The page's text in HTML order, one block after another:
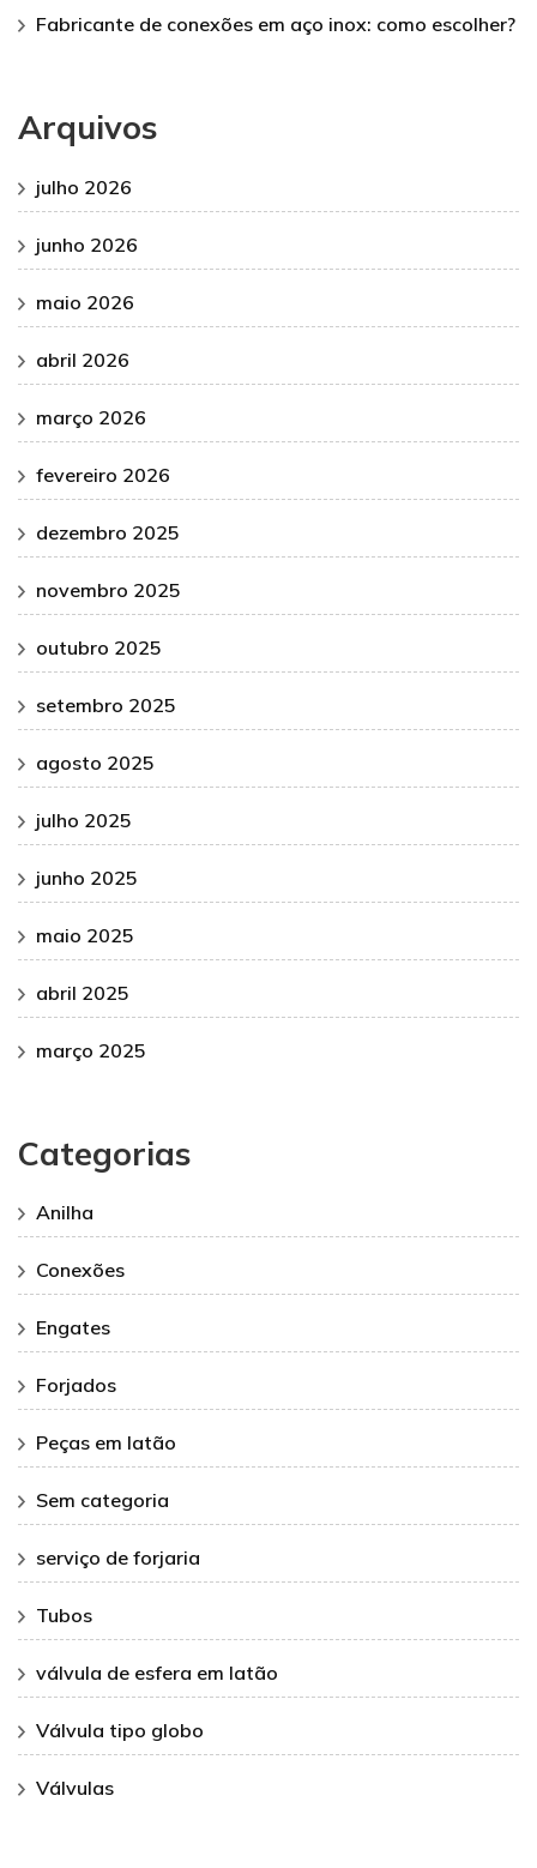
Fabricante de conexões em aço inox: como escolher?
Arquivos
julho 2026
junho 2026
maio 2026
abril 2026
março 2026
fevereiro 2026
dezembro 2025
novembro 2025
outubro 2025
setembro 2025
agosto 2025
julho 2025
junho 2025
maio 2025
abril 2025
março 2025
Categorias
Anilha
Conexões
Engates
Forjados
Peças em latão
Sem categoria
serviço de forjaria
Tubos
válvula de esfera em latão
Válvula tipo globo
Válvulas